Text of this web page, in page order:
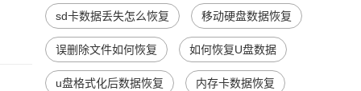
sd卡数据丢失怎么恢复 移动硬盘数据恢复
误删除文件如何恢复 如何恢复U盘数据
u盘格式化后数据恢复 内存卡数据恢复